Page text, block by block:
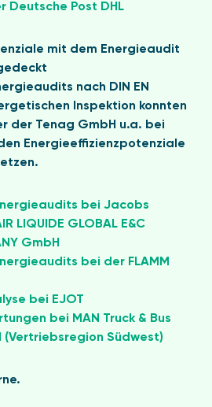
Deutsche Post DHL
mit dem Energieaudit
nach DIN EN
Inspektion konnten
der Tenag GmbH u.a. bei
Energieeffizienzpotenziale
bei Jacobs
LIQUIDE GLOBAL E&C
GmbH
bei der FLAMM
bei EJOT
bei MAN Truck & Bus
(Vertriebsregion Südwest)